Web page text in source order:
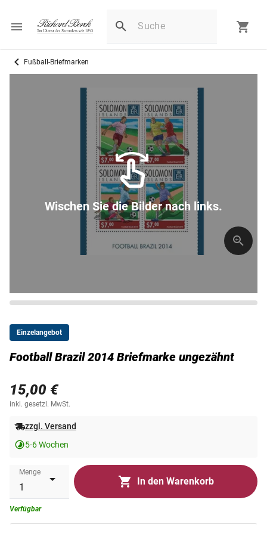
Fußball-Briefmarken
Wischen Sie die Bilder nach links.
Einzelangebot
Football Brazil 2014 Briefmarke ungezähnt
15,00 €
inkl. gesetzl. MwSt.
zzgl. Versand
5-6 Wochen
Menge
In den Warenkorb
Verfügbar